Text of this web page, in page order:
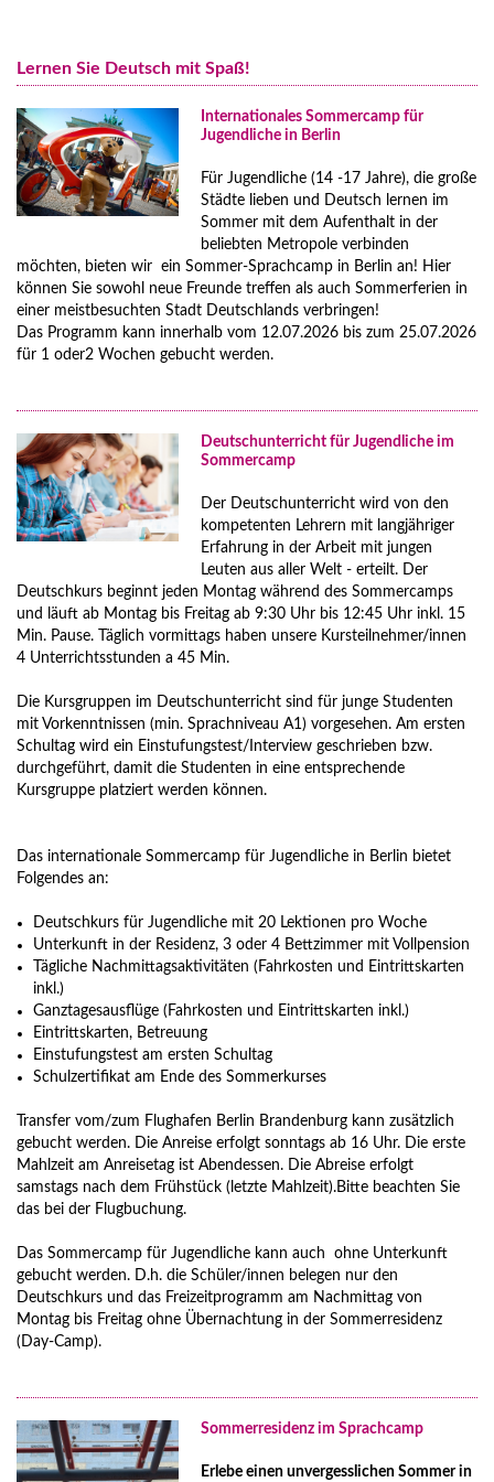
Familienprogramme
Preise Full Immersion Programm
Gruppenfahrten nach Deutschland
Preise Gruppenfahrten nach Deutschland
Zusätzliche Programme und Kurse
Lernen Sie Deutsch mit Spaß!
Internationales Sommercamp für
Jugendliche in Berlin
Für Jugendliche (14 -17 Jahre), die große
Städte lieben und Deutsch lernen im
Sommer mit dem Aufenthalt in der
beliebten Metropole verbinden
möchten, bieten wir ein Sommer-Sprachcamp in Berlin an! Hier
können Sie sowohl neue Freunde treffen als auch Sommerferien in
einer meistbesuchten Stadt Deutschlands verbringen!
Das Programm kann innerhalb vom 12.07.2026 bis zum 25.07.2026
für 1 oder2 Wochen gebucht werden.
Deutschunterricht für Jugendliche im
Sommercamp
Der Deutschunterricht wird von den
kompetenten Lehrern mit langjähriger
Erfahrung in der Arbeit mit jungen
Leuten aus aller Welt - erteilt. Der
Deutschkurs beginnt jeden Montag während des Sommercamps
und läuft ab Montag bis Freitag ab 9:30 Uhr bis 12:45 Uhr inkl. 15
Min. Pause. Täglich vormittags haben unsere Kursteilnehmer/innen
4 Unterrichtsstunden a 45 Min.
Die Kursgruppen im Deutschunterricht sind für junge Studenten
mit Vorkenntnissen (min. Sprachniveau A1) vorgesehen. Am ersten
Schultag wird ein Einstufungstest/Interview geschrieben bzw.
durchgeführt, damit die Studenten in eine entsprechende
Kursgruppe platziert werden können.
Das internationale Sommercamp für Jugendliche in Berlin bietet
Folgendes an:
Deutschkurs für Jugendliche mit 20 Lektionen pro Woche
Unterkunft in der Residenz, 3 oder 4 Bettzimmer mit Vollpension
Tägliche Nachmittagsaktivitäten (Fahrkosten und Eintrittskarten
inkl.)
Ganztagesausflüge (Fahrkosten und Eintrittskarten inkl.)
Eintrittskarten, Betreuung
Einstufungstest am ersten Schultag
Schulzertifikat am Ende des Sommerkurses
Transfer vom/zum Flughafen Berlin Brandenburg kann zusätzlich
gebucht werden. Die Anreise erfolgt sonntags ab 16 Uhr. Die erste
Mahlzeit am Anreisetag ist Abendessen. Die Abreise erfolgt
samstags nach dem Frühstück (letzte Mahlzeit).Bitte beachten Sie
das bei der Flugbuchung.
Das Sommercamp für Jugendliche kann auch ohne Unterkunft
gebucht werden. D.h. die Schüler/innen belegen nur den
Deutschkurs und das Freizeitprogramm am Nachmittag von
Montag bis Freitag ohne Übernachtung in der Sommerresidenz
(Day-Camp).
Sommerresidenz im Sprachcamp
Erlebe einen unvergesslichen Sommer in